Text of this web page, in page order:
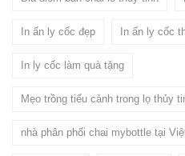
In ấn ly cốc đẹp In ấn ly cốc
In ly cốc làm quà tặng
Mẹo trồng tiểu cảnh trong lọ thủy
nhà phân phối chai mybottle tại